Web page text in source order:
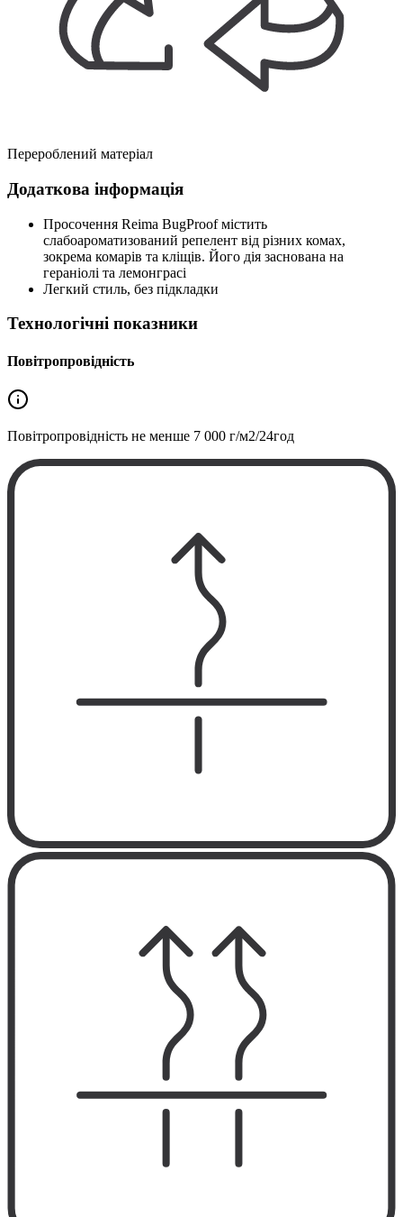
Перероблений матеріал
Додаткова інформація
Просочення Reima BugProof містить
слабоароматизований репелент від різних комах,
зокрема комарів та кліщів. Його дія заснована на
гераніолі та лемонграсі
Легкий стиль, без підкладки
Технологічні показники
Повітропровідність
Повітропровідність не менше 7 000 г/м2/24год